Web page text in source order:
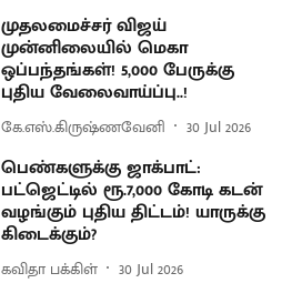
முதலமைச்சர் விஜய்
முன்னிலையில் மெகா
ஒப்பந்தங்கள்! 5,000 பேருக்கு
புதிய வேலைவாய்ப்பு..!
கே.எஸ்.கிருஷ்ணவேனி 30 Jul 2026
பெண்களுக்கு ஜாக்பாட்:
பட்ஜெட்டில் ரூ.7,000 கோடி கடன்
வழங்கும் புதிய திட்டம்! யாருக்கு
கிடைக்கும்?
கவிதா பக்கிள் 30 Jul 2026